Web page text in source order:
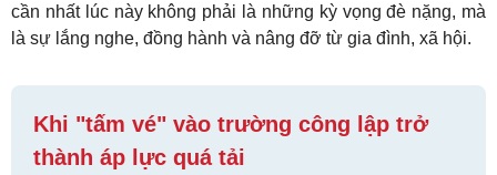
cần nhất lúc này không phải là những kỳ vọng đè nặng, mà
là sự lắng nghe, đồng hành và nâng đỡ từ gia đình, xã hội.
Khi "tấm vé" vào trường công lập trở
thành áp lực quá tải